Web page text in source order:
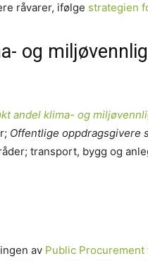
råvarer, ifølge strategien
og
andel klima- og
Offentlige oppdragsgivere
transport, bygg og
av Public